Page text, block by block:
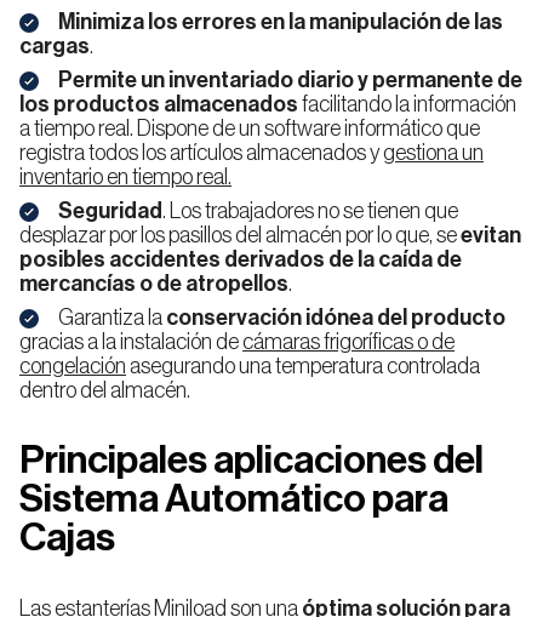
Minimiza los errores en la manipulación de las
cargas.
Permite un inventariado diario y permanente de
los productos almacenados facilitando la información
a tiempo real. Dispone de un software informático que
registra todos los artículos almacenados ygestiona un
inventario en tiempo real.
Seguridad. Los trabajadores no se tienen que
desplazar por los pasillos del almacén por lo que, seevitan
posibles accidentes derivados de la caída de
mercancías o de atropellos.
Garantiza la conservación idónea del producto
gracias a la instalación decámaras frigoríficas o de
congelación asegurando una temperatura controlada
dentro del almacén.
Principales aplicaciones del
Sistema Automático para
Cajas
Las estanterías Miniload son una óptima solución para